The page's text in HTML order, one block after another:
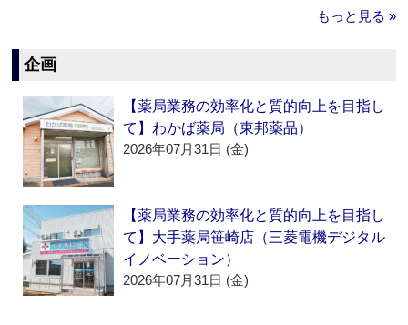
もっと見る »
企画
【薬局業務の効率化と質的向上を目指し
て】わかば薬局（東邦薬品）
2026年07月31日 (金)
【薬局業務の効率化と質的向上を目指し
て】大手薬局笹崎店（三菱電機デジタル
イノベーション）
2026年07月31日 (金)